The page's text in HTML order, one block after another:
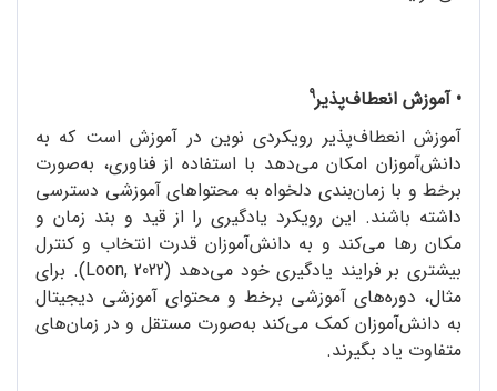
• آموزش انعطاف‌پذیر9
آموزش انعطاف‌پذیر رویکردی نوین در آموزش است که به
دانش‌آموزان امکان می‌دهد با استفاده از فناوری، به‌صورت
برخط و با زمان‌بندی دلخواه به محتواهای آموزشی دسترسی
داشته باشند. این رویکرد یادگیری را از قید و بند زمان و
مکان رها می‌کند و به دانش‌آموزان قدرت انتخاب و کنترل
بیشتری بر فرایند یادگیری خود می‌دهد (Loon, 2022). برای
مثال، دوره‌های آموزشی برخط و محتوای آموزشی دیجیتال
به دانش‌آموزان کمک می‌کند به‌صورت مستقل و در زمان‌های
متفاوت یاد بگیرند.